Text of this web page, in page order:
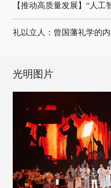
【推动高质量发展】“人
礼以立人：曾国藩礼学的
光明图片